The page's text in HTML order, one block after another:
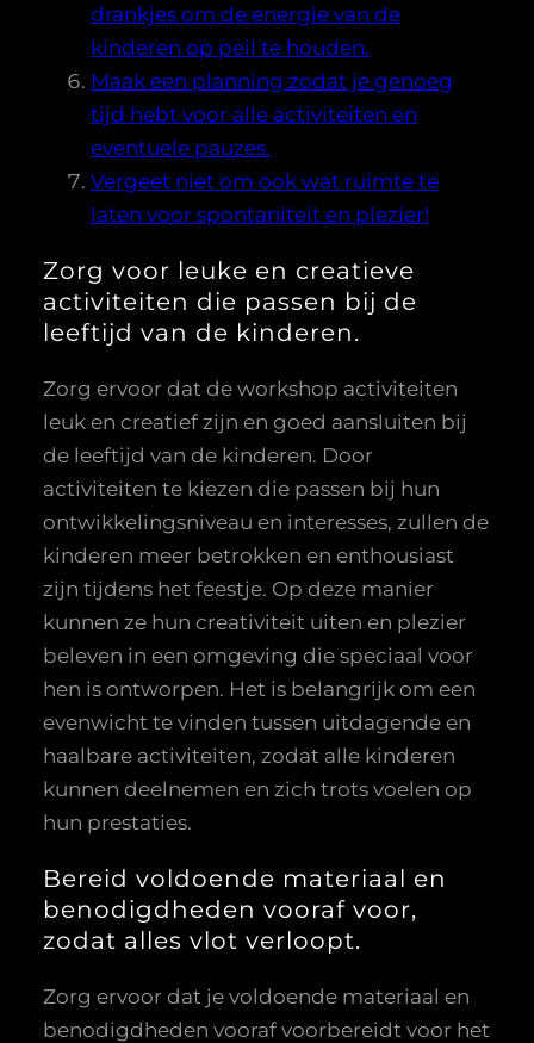
drankjes om de energie van de
kinderen op peil te houden.
Maak een planning zodat je genoeg
tijd hebt voor alle activiteiten en
eventuele pauzes.
Vergeet niet om ook wat ruimte te
laten voor spontaniteit en plezier!
Zorg voor leuke en creatieve
activiteiten die passen bij de
leeftijd van de kinderen.
Zorg ervoor dat de workshop activiteiten
leuk en creatief zijn en goed aansluiten bij
de leeftijd van de kinderen. Door
activiteiten te kiezen die passen bij hun
ontwikkelingsniveau en interesses, zullen de
kinderen meer betrokken en enthousiast
zijn tijdens het feestje. Op deze manier
kunnen ze hun creativiteit uiten en plezier
beleven in een omgeving die speciaal voor
hen is ontworpen. Het is belangrijk om een
evenwicht te vinden tussen uitdagende en
haalbare activiteiten, zodat alle kinderen
kunnen deelnemen en zich trots voelen op
hun prestaties.
Bereid voldoende materiaal en
benodigdheden vooraf voor,
zodat alles vlot verloopt.
Zorg ervoor dat je voldoende materiaal en
benodigdheden vooraf voorbereidt voor het